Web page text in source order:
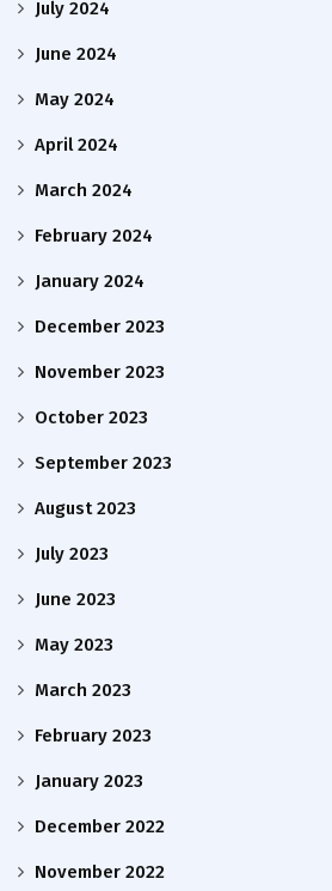
July 2024
June 2024
May 2024
April 2024
March 2024
February 2024
January 2024
December 2023
November 2023
October 2023
September 2023
August 2023
July 2023
June 2023
May 2023
March 2023
February 2023
January 2023
December 2022
November 2022